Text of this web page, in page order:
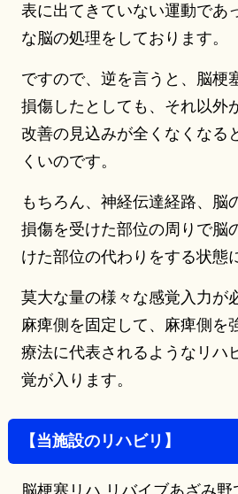
表に出てきていない運動であ
な脳の処理をしております。
ですので、逆を言うと、脳梗
損傷したとしても、それ以外
改善の見込みが全くなくなる
くいのです。
もちろん、神経伝達経路、脳
損傷を受けた部位の周りで脳
けた部位の代わりをする状態
莫大な量の様々な感覚入力が
麻痺側を固定して、麻痺側を
療法に代表されるようなリハ
覚が入ります。
【当施設のリハビリ】
脳梗塞リハ リバイブあざみ